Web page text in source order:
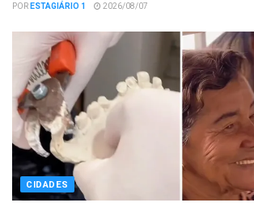
PORESTAGIÁRIO 1 2026/08/07
CIDADES